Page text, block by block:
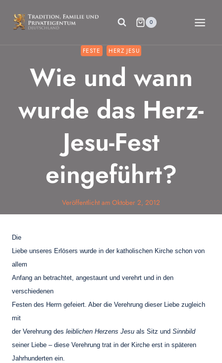
Inhalt
springen
0
FESTE HERZ JESU
Wie und wann
wurde das Herz-
Jesu-Fest
eingeführt?
Veröffentlicht am Oktober 2, 2012
Die
Liebe unseres Erlösers wurde in der katholischen Kirche schon von
allem
Anfang an betrachtet, angestaunt und verehrt und in den
verschiedenen
Festen des Herrn gefeiert. Aber die Verehrung dieser Liebe zugleich
mit
der Verehrung des leiblichen Herzens Jesu als Sitz und Sinnbild
seiner Liebe – diese Verehrung trat in der Kirche erst in späteren
Jahrhunderten ein.